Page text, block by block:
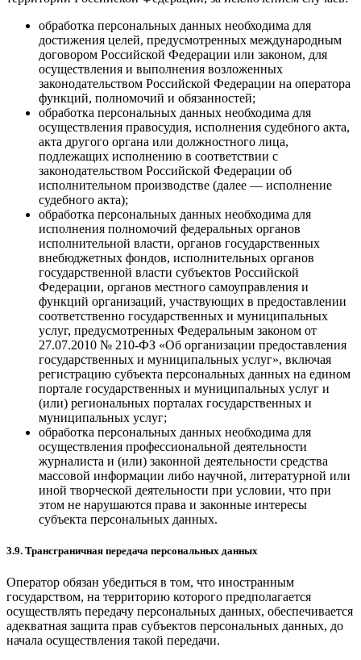
обработка персональных данных необходима для
достижения целей, предусмотренных международным
договором Российской Федерации или законом, для
осуществления и выполнения возложенных
законодательством Российской Федерации на оператора
функций, полномочий и обязанностей;
обработка персональных данных необходима для
осуществления правосудия, исполнения судебного акта,
акта другого органа или должностного лица,
подлежащих исполнению в соответствии с
законодательством Российской Федерации об
исполнительном производстве (далее — исполнение
судебного акта);
обработка персональных данных необходима для
исполнения полномочий федеральных органов
исполнительной власти, органов государственных
внебюджетных фондов, исполнительных органов
государственной власти субъектов Российской
Федерации, органов местного самоуправления и
функций организаций, участвующих в предоставлении
соответственно государственных и муниципальных
услуг, предусмотренных Федеральным законом от
27.07.2010 № 210-ФЗ «Об организации предоставления
государственных и муниципальных услуг», включая
регистрацию субъекта персональных данных на едином
портале государственных и муниципальных услуг и
(или) региональных порталах государственных и
муниципальных услуг;
обработка персональных данных необходима для
осуществления профессиональной деятельности
журналиста и (или) законной деятельности средства
массовой информации либо научной, литературной или
иной творческой деятельности при условии, что при
этом не нарушаются права и законные интересы
субъекта персональных данных.
3.9. Трансграничная передача персональных данных
Оператор обязан убедиться в том, что иностранным
государством, на территорию которого предполагается
осуществлять передачу персональных данных, обеспечивается
адекватная защита прав субъектов персональных данных, до
начала осуществления такой передачи.